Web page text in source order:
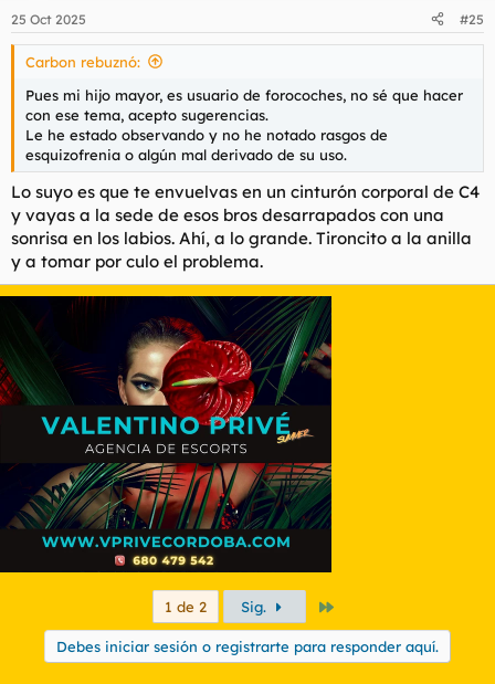
25 Oct 2025 #25
Carbon rebuznó:
Pues mi hijo mayor, es usuario de forocoches, no sé que hacer
con ese tema, acepto sugerencias.
Le he estado observando y no he notado rasgos de
esquizofrenia o algún mal derivado de su uso.
Lo suyo es que te envuelvas en un cinturón corporal de C4
y vayas a la sede de esos bros desarrapados con una
sonrisa en los labios. Ahí, a lo grande. Tironcito a la anilla
y a tomar por culo el problema.
1 de 2 Sig.
Debes iniciar sesión o registrarte para responder aquí.